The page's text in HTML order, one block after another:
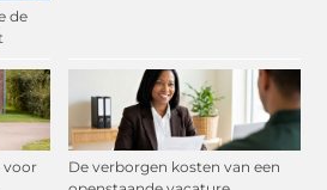
de
voor
De verborgen kosten van een